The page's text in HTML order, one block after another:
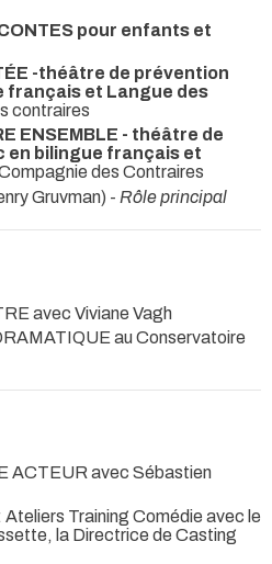
CONTES pour enfants et
-théâtre de prévention
français et Langue des
contraires
ENSEMBLE - théâtre de
en bilingue français et
des Contraires
Gruvman) - Rôle principal
avec Viviane Vagh
au Conservatoire
ACTEUR avec Sébastien
Training Comédie avec le
la Directrice de Casting